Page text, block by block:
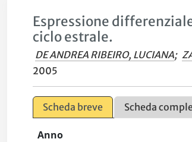
Espressione
ciclo estrale.
DE ANDREA RIBEIRO, LUCIANA;
2005
Scheda breve Scheda
Anno